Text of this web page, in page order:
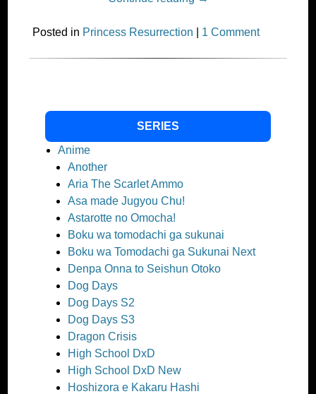
Posted in Princess Resurrection 1 Comment
SERIES
Anime
Another
Aria The Scarlet Ammo
Asa made Jugyou Chu!
Astarotte no Omocha!
Boku wa tomodachi ga sukunai
Boku wa Tomodachi ga Sukunai Next
Denpa Onna to Seishun Otoko
Dog Days
Dog Days S2
Dog Days S3
Dragon Crisis
High School DxD
High School DxD New
Hoshizora e Kakaru Hashi